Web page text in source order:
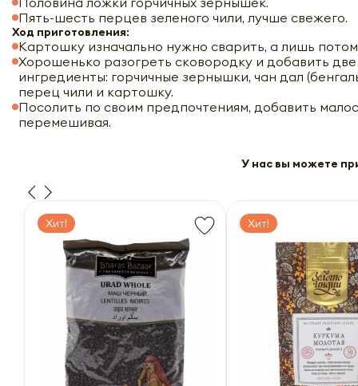
Пять-шесть перцев зеленого чили, лучше свежего.
Ход приготовления:
Картошку изначально нужно сварить, а лишь
Хорошенько разогреть сковородку и добавить
ингредиенты: горчичные зернышки, чан дал
перец чили и картошку.
Посолить по своим предпочтениям, добавить
перемешивая.
У нас вы можете
Хит! Хит!